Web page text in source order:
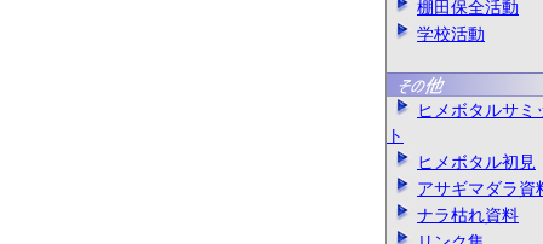
棚田保全活動
学校活動
ヒメボタルサミ
ト
ヒメボタル初見
アサギマダラ資
ナラ枯れ資料